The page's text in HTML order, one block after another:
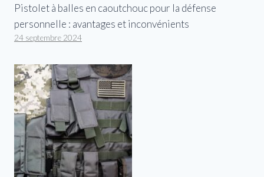
Pistolet à balles en caoutchouc pour la défense
personnelle : avantages et inconvénients
24 septembre 2024